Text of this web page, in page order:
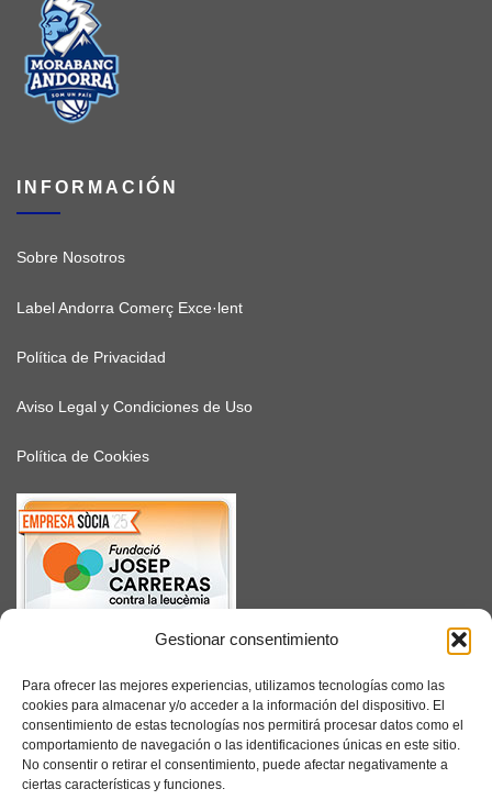
Gestionar consentimiento
Para ofrecer las mejores experiencias, utilizamos tecnologías como las
cookies para almacenar y/o acceder a la información del dispositivo. El
consentimiento de estas tecnologías nos permitirá procesar datos como el
comportamiento de navegación o las identificaciones únicas en este sitio.
No consentir o retirar el consentimiento, puede afectar negativamente a
ciertas características y funciones.
INFORMACIÓN
Sobre Nosotros
Label Andorra Comerç Exce·lent
Política de Privacidad
Aviso Legal y Condiciones de Uso
Política de Cookies
SUSCRÍBETE
Facebook